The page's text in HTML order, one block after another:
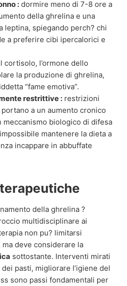
: dormire meno di 7-8 ore a
della ghrelina e una
leptina, spiegando perch? chi
a preferire cibi ipercalorici e
cortisolo, l’ormone dello
la produzione di ghrelina,
“fame emotiva”.
restrittive : restrizioni
a un aumento cronico
meccanismo biologico di difesa
mantenere la dieta a
incappare in abbuffate
della ghrelina ?
multidisciplinare ai
non pu? limitarsi
ma deve considerare la
sottostante. Interventi mirati
pasti, migliorare l’igiene del
sono passi fondamentali per